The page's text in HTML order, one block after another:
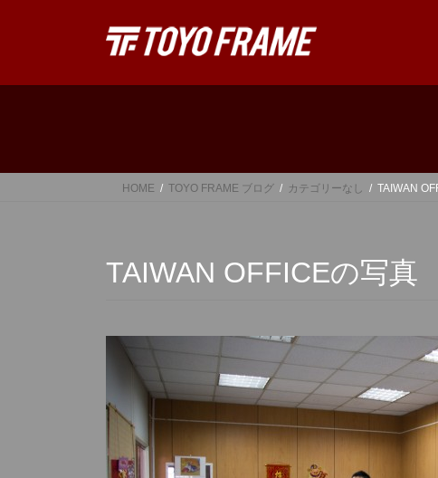
HOME TOYO FRAME ブログ カテゴリーなし TAIWAN
TAIWAN OFFICEの写真